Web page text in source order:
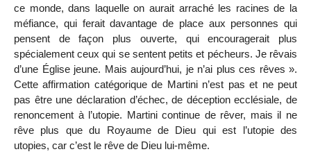
ce monde, dans laquelle on aurait arraché les racines de la
méfiance, qui ferait davantage de place aux personnes qui
pensent de façon plus ouverte, qui encouragerait plus
spécialement ceux qui se sentent petits et pécheurs. Je rêvais
d’une Église jeune. Mais aujourd’hui, je n’ai plus ces rêves ».
Cette affirmation catégorique de Martini n’est pas et ne peut
pas être une déclaration d’échec, de déception ecclésiale, de
renoncement à l’utopie. Martini continue de rêver, mais il ne
rêve plus que du Royaume de Dieu qui est l’utopie des
utopies, car c’est le rêve de Dieu lui-même.